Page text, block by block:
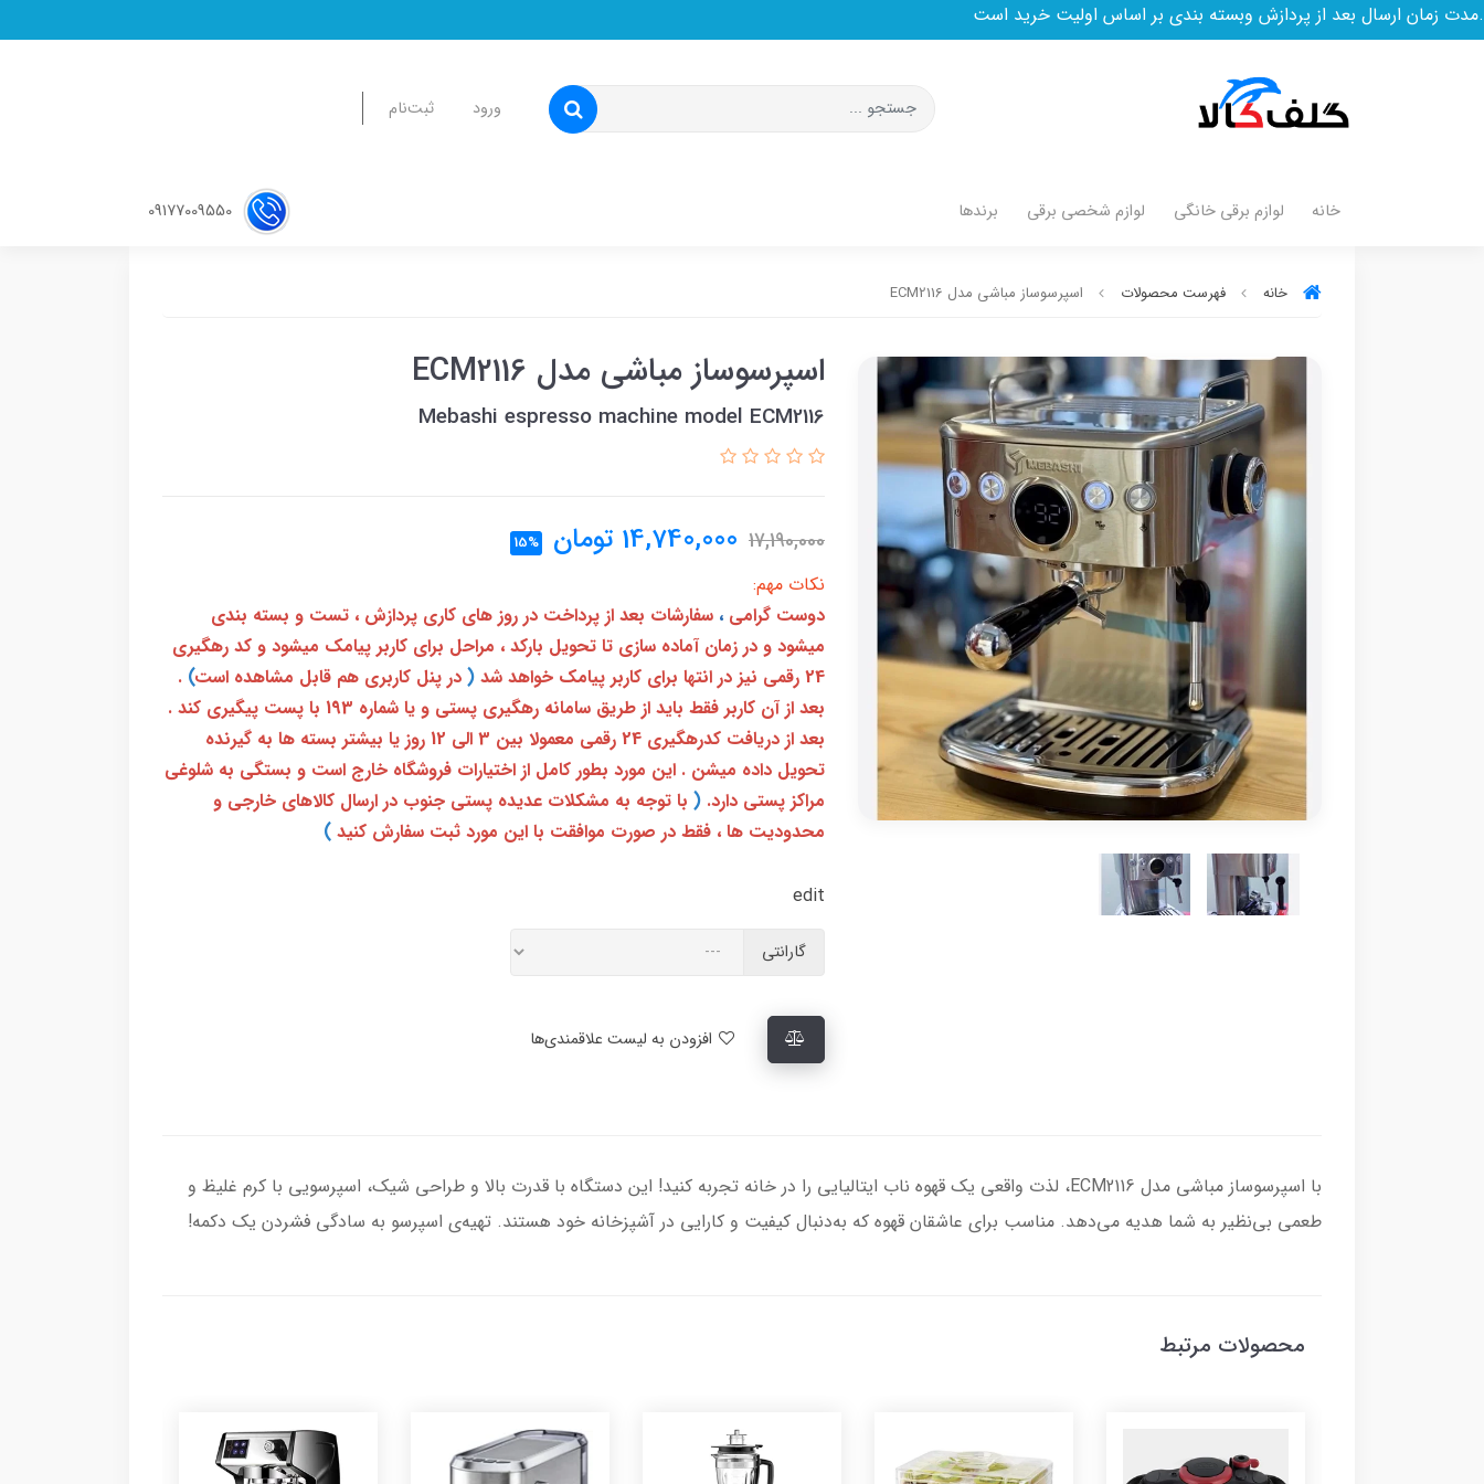
پردازش وبسته بندی بر اساس اولیت خرید است
ورود ثبت‌نام
خانه لوازم برقی خانگی لوازم شخصی برقی برندها
خانه فهرست محصولات اسپرسوساز مباشی مدل ECM2116
اسپرسوساز مباشی مدل ECM2116
Mebashi espresso machine model ECM2116
17,190,000
14,740,000 تومان 15%
نکات مهم:
دوست گرامی ، سفارشات بعد از پرداخت در روز های کاری پردازش ، تست و بسته بندی
میشود و در زمان آماده سازی تا تحویل بارکد ، مراحل برای کاربر پیامک میشود و کد رهگیری
24 رقمی نیز در انتها برای کاربر پیامک خواهد شد
( در پنل کاربری هم قابل مشاهده است)
.
بعد از آن کاربر فقط باید از طریق سامانه رهگیری پستی و یا شماره 193 با پست پیگیری کند .
بعد از دریافت کدرهگیری 24 رقمی معمولا بین 3 الی 12 روز یا بیشتر بسته ها به گیرنده
تحویل داده میشن . این مورد بطور کامل از اختیارات فروشگاه خارج است و بستگی به شلوغی
مراکز پستی دارد. ( با توجه به مشکلات عدیده پستی جنوب در ارسال کالاهای خارجی و
محدودیت ها ، فقط در صورت موافقت با این مورد ثبت سفارش کنید )
edit
گارانتی
با اسپرسوساز مباشی مدل ECM2116، لذت واقعی یک قهوه ناب ایتالیایی را در خانه تجربه کنید! این دستگاه با قدرت بالا و طراحی شیک، اسپرسویی با کرم غلیظ و
طعمی بی‌نظیر به شما هدیه می‌دهد. مناسب برای عاشقان قهوه که به‌دنبال کیفیت و کارایی در آشپزخانه خود هستند. تهیه‌ی اسپرسو به سادگی فشردن یک دکمه!
محصولات مرتبط